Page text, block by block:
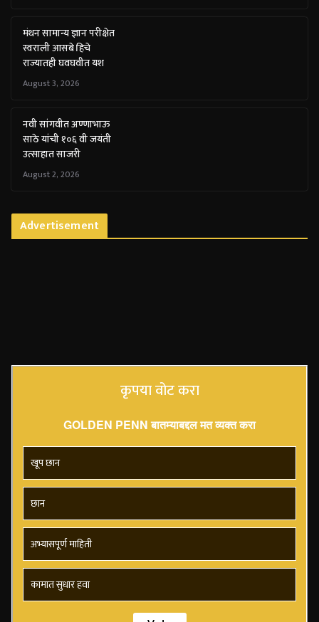
मंथन सामान्य ज्ञान परीक्षेत
स्वराली आसबे हिचे
राज्यातही घवघवीत यश
August 3, 2026
नवी सांगवीत अण्णाभाऊ
साठे यांची १०६ वी जयंती
उत्साहात साजरी
August 2, 2026
Advertisement
कृपया वोट करा
GOLDEN PENN बातम्याबद्दल मत व्यक्त करा
खूप छान
छान
अभ्यासपूर्ण माहिती
कामात सुधार हवा